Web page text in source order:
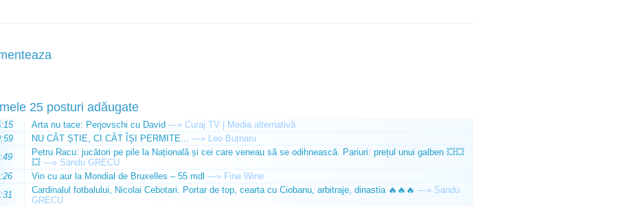
25 posturi adăugate
Arta nu tace: Perjovschi cu David —» Curaj.TV | Media alternativă
NU CÂT ȘTIE, CI CÂT ÎȘI PERMITE... —» Leo Butnaru
Petru Racu: jucători pe pile la Națională și cei care veneau să se odihnească. Pariuri: prețul unui galben 💥💥
💥 —» Sandu GRECU
Vin cu aur la Mondial de Bruxelles – 55 mdl —» Fine Wine
Cardinalul fotbalului, Nicolai Cebotari. Portar de top, cearta cu Ciobanu, arbitraje, dinastia 🔥🔥🔥 —» Sandu
GRECU